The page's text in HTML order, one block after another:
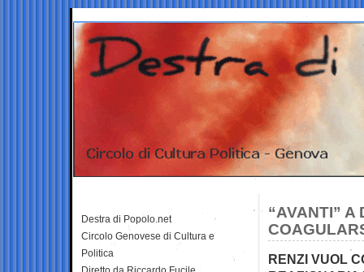
“AVANTI” A
RENZI VUOL
Destra di Popolo.net
Circolo Genovese di Cultura e
Politica